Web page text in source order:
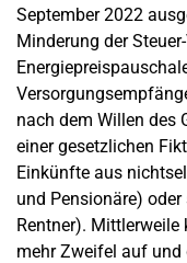
September 2022
Minderung der
nach dem Willen des
einer gesetzlichen
Einkünfte aus
und Pensionäre)
Rentner). Mittlerweile
mehr Zweifel auf